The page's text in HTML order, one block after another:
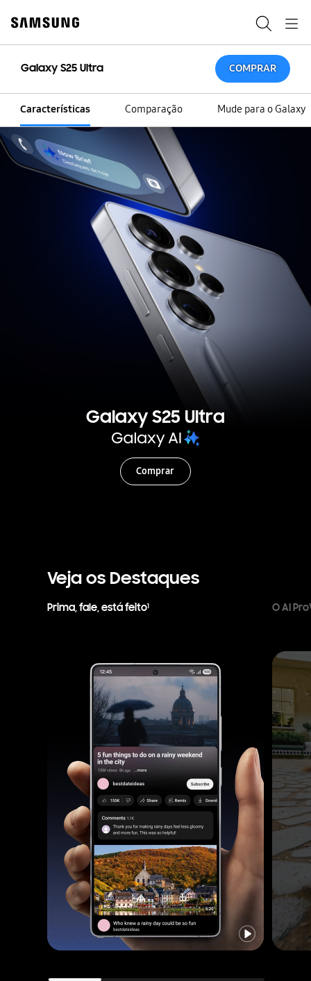
content
accessibility
help
Galaxy S25 Ultra COMPRAR
Características Comparação Mude para o Galaxy
Galaxy S25 Ultra
Comprar
Veja os Destaques
Prima, fale, está feito1
reproduzir
O AI